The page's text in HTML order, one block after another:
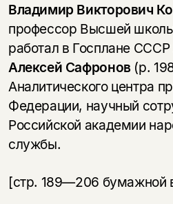
Владимир Викторович
профессор Высшей
работал в Госплане СССР
Алексей Сафронов(р.
Аналитического центра
Федерации, научный
Российской академии
службы.
[стр. 189—206 бумажной